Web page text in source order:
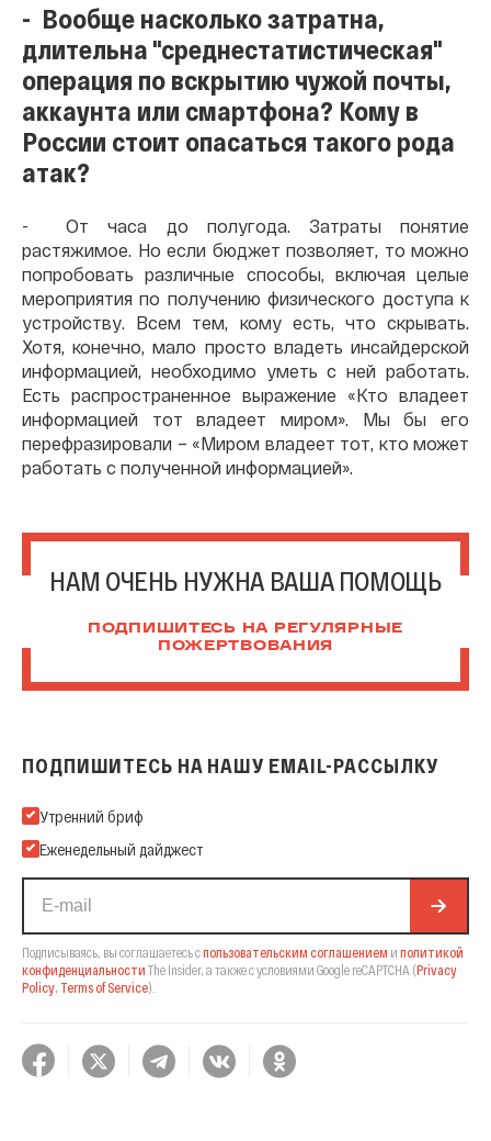
- Вообще насколько затратна,
длительна "среднестатистическая"
операция по вскрытию чужой почты,
аккаунта или смартфона? Кому в
России стоит опасаться такого рода
атак?
- От часа до полугода. Затраты понятие
растяжимое. Но если бюджет позволяет, то можно
попробовать различные способы, включая целые
мероприятия по получению физического доступа к
устройству. Всем тем, кому есть, что скрывать.
Хотя, конечно, мало просто владеть инсайдерской
информацией, необходимо уметь с ней работать.
Есть распространенное выражение «Кто владеет
информацией тот владеет миром». Мы бы его
перефразировали – «Миром владеет тот, кто может
работать с полученной информацией».
НАМ ОЧЕНЬ НУЖНА ВАША ПОМОЩЬ
ПОДПИШИТЕСЬ НА РЕГУЛЯРНЫЕ
ПОЖЕРТВОВАНИЯ
ПОДПИШИТЕСЬ НА НАШУ EMAIL-РАССЫЛКУ
Подпишитесь на нашу Email-рассылку
Утренний бриф
Еженедельный дайджест
Подписываясь, вы соглашаетесь спользовательским соглашением и политикой
конфиденциальности The Insider, а также с условиями Google reCAPTCHA (Privacy
Policy Terms of Service).